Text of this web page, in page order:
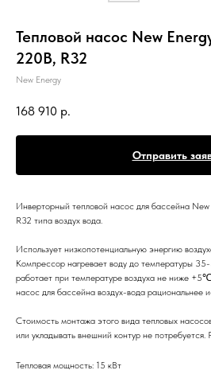
Тепловой насос New
220В, R32
New Energy
168 910 р.
Отправить
Инверторный тепловой насос для бассейна
R32 типа воздух вода.
Использует низкопотенциальную энергию
Компрессор нагревает воду до температуры
работает при температуре воздуха не ниже
насос для бассейна воздух-вода рациональнее
Стоимость монтажа этого вида тепловых
или укладывать внешний контур не потребуется.
Тепловая мощность: 15 кВт